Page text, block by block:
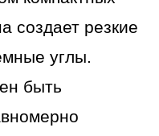
создает резкие
углы.
быть